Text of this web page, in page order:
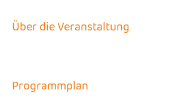
Über die Veranstaltung
Programmplan